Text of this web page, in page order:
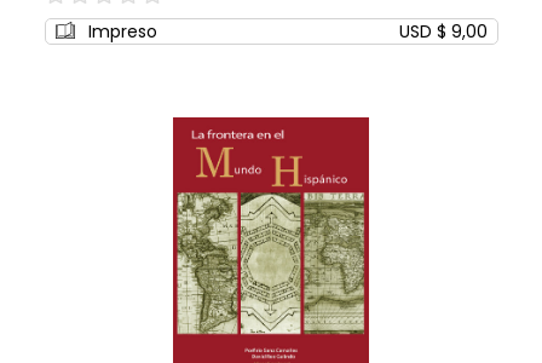
0%
Impreso USD $ 9,00